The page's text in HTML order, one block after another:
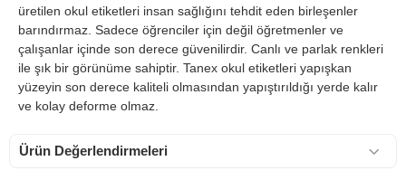
üretilen okul etiketleri insan sağlığını tehdit eden birleşenler
barındırmaz. Sadece öğrenciler için değil öğretmenler ve
çalışanlar içinde son derece güvenilirdir. Canlı ve parlak renkleri
ile şık bir görünüme sahiptir. Tanex okul etiketleri yapışkan
yüzeyin son derece kaliteli olmasından yapıştırıldığı yerde kalır
ve kolay deforme olmaz.
Ürün Değerlendirmeleri